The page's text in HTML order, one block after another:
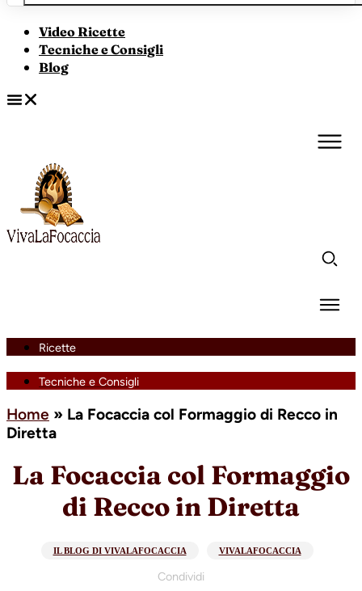
Video Ricette
Tecniche e Consigli
Blog
Ricette
Tecniche e Consigli
Home » La Focaccia col Formaggio di Recco in
Diretta
La Focaccia col Formaggio
di Recco in Diretta
IL BLOG DI VIVALAFOCACCIA VIVALAFOCACCIA
Condividi